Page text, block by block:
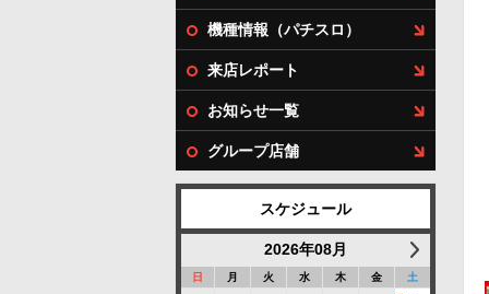
機種情報（パチスロ）
来店レポート
お知らせ一覧
グループ店舗
スケジュール
2026年08月
日 月 火 水 木 金
土